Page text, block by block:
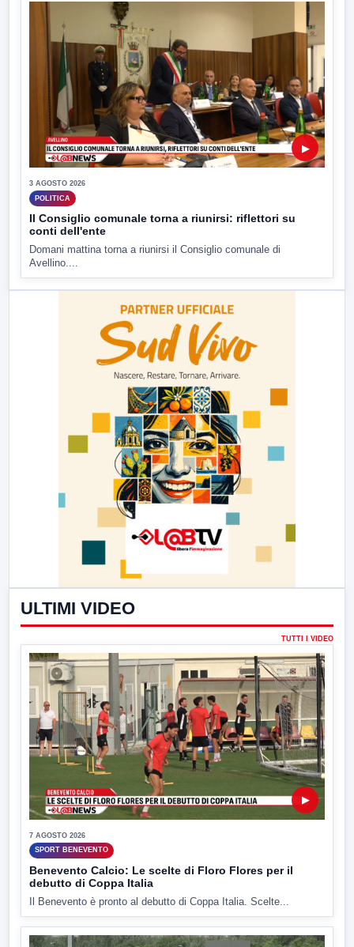
▶
3 AGOSTO 2026
POLITICA
Il Consiglio comunale torna a riunirsi: riflettori su
conti dell'ente
Domani mattina torna a riunirsi il Consiglio comunale di
Avellino....
ULTIMI VIDEO
TUTTI I VIDEO
▶
7 AGOSTO 2026
SPORT BENEVENTO
Benevento Calcio: Le scelte di Floro Flores per il
debutto di Coppa Italia
Il Benevento è pronto al debutto di Coppa Italia. Scelte...